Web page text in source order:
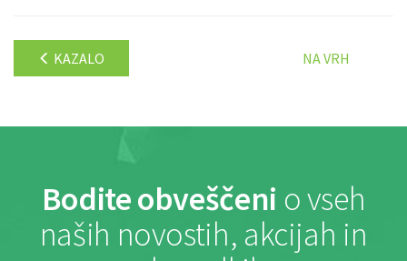
KAZALO NA VRH
Bodite obveščeni o vseh
naših novostih, akcijah in